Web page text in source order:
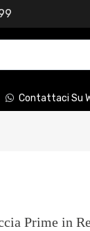
Contattaci Su
Prime in